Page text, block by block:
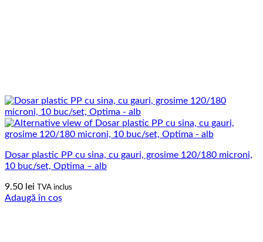
Dosar plastic PP cu sina, cu gauri, grosime 120/180 microni,
10 buc/set, Optima – alb
9.50 lei TVA inclus
Adaugă în coș